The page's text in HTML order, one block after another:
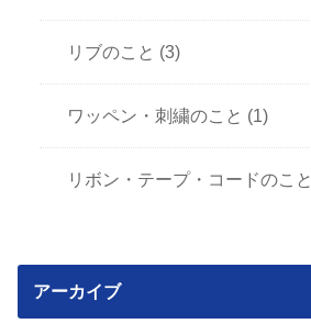
リブのこと (3)
ワッペン・刺繍のこと (1)
リボン・テープ・コードのこと
アーカイブ